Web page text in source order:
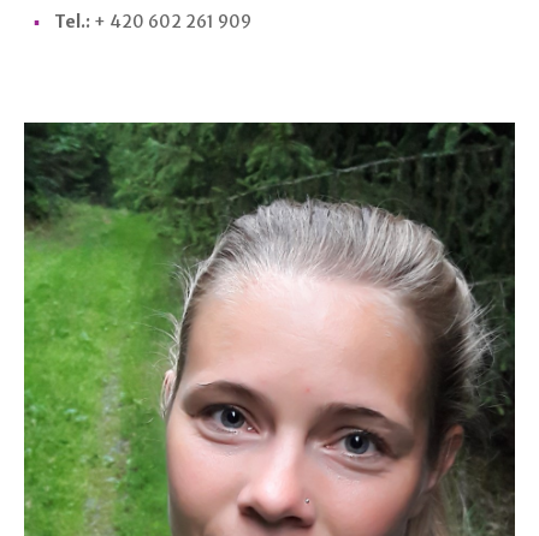
Tel.: + 420 602 261 909